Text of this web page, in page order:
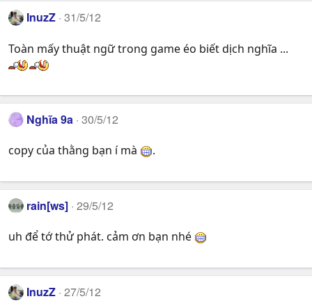
InuzZ 31/5/12
Toàn mấy thuật ngữ trong game éo biết dịch nghĩa ...
Nghĩa 9a 30/5/12
copy của thằng bạn í mà .
rain[ws] 29/5/12
uh để tớ thử phát. cảm ơn bạn nhé
InuzZ 27/5/12